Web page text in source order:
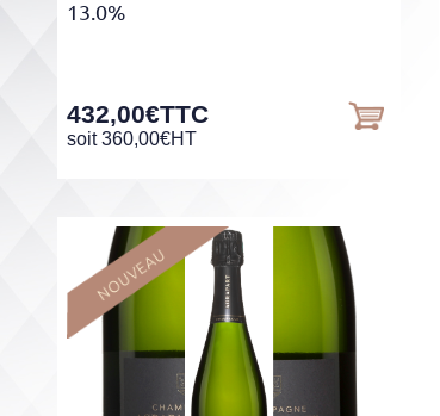
13.0%
432,00€TTC
soit 360,00€HT